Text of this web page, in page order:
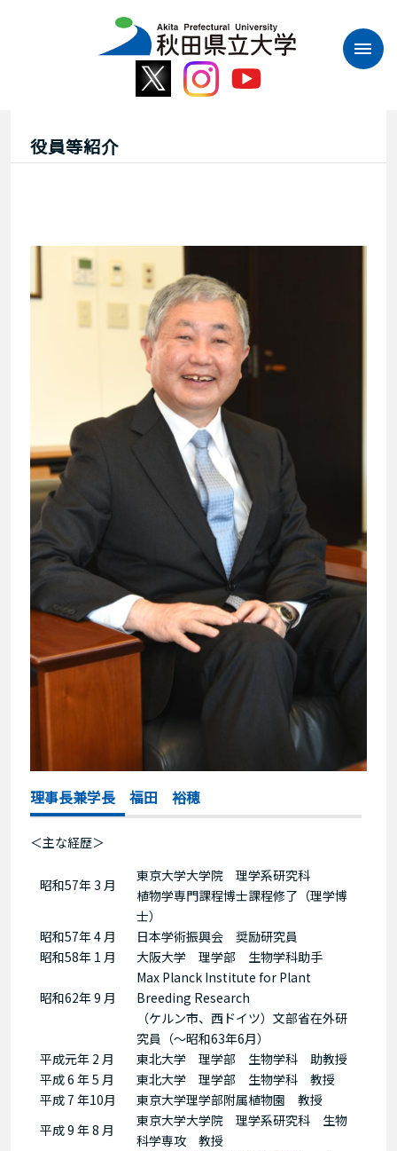
役員等紹介
理事長兼学長 福田 裕穂
＜主な経歴＞
昭和57年 3 月
東京大学大学院 理学系研究科
植物学専門課程博士課程修了（理学博
士）
昭和57年 4 月
日本学術振興会 奨励研究員
昭和58年 1 月
大阪大学 理学部 生物学科助手
昭和62年 9 月
Max Planck Institute for Plant
Breeding Research
（ケルン市、西ドイツ）文部省在外研
究員（～昭和63年6月）
平成元年 2 月
東北大学 理学部 生物学科 助教授
平成 6 年 5 月
東北大学 理学部 生物学科 教授
平成 7 年10月
東京大学理学部附属植物園 教授
平成 9 年 8 月
東京大学大学院 理学系研究科 生物
科学専攻 教授